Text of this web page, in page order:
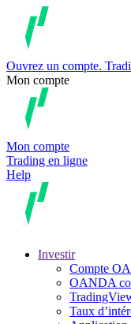
Ouvrez un compte.
Mon compte
Mon compte
Trading en ligne
Help
Investir
Compte
OANDA
Taux